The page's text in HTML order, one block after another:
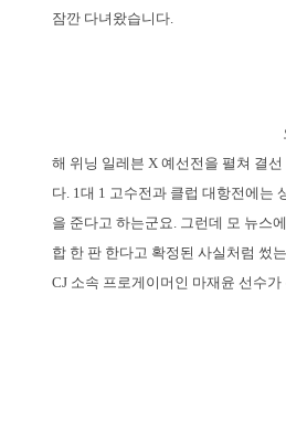
잠깐 다녀왔습니다.
해 위닝 일레븐 X 예선전을 펼쳐 결
다. 1대 1 고수전과 클럽 대항전에는
을 준다고 하는군요. 그런데 모 뉴스
합 한 판 한다고 확정된 사실처럼 썼
CJ 소속 프로게이머인 마재윤 선수